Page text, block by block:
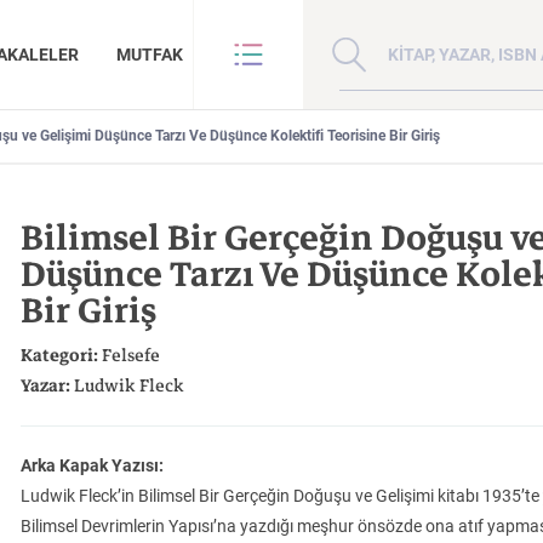
MUTFAK
Sanat İktisat
İnsan ve Toplum Çocuk Kitaplığı
VE
Zaman: Antik Teoriler ve Takipçileri
Doğu Hilafeti’nin
Toprakları İslam Fethinden Timur’a Mezopotamya, Iran Ve Türkistan
KATEGORİ:
Medeniyet
KATEGORİ:
Halkları
KATEGORİ:
BİZE ULAŞIN
YAZAR BAŞVURUSU
ve Gelişimi Düşünce Tarzı Ve Düşünce Kolektifi Teorisine Bir Giriş
Bilimsel Bir Gerçeğin Doğuşu
Düşünce Tarzı Ve Düşünce
Bir Giriş
Kategori:Felsefe
Yazar:Ludwik Fleck
Arka Kapak Yazısı:
Ludwik Fleck’in Bilimsel Bir Gerçeğin Doğuşu ve Gelişimi kitabı
Bilimsel Devrimlerin Yapısı’na yazdığı meşhur önsözde ona atıf